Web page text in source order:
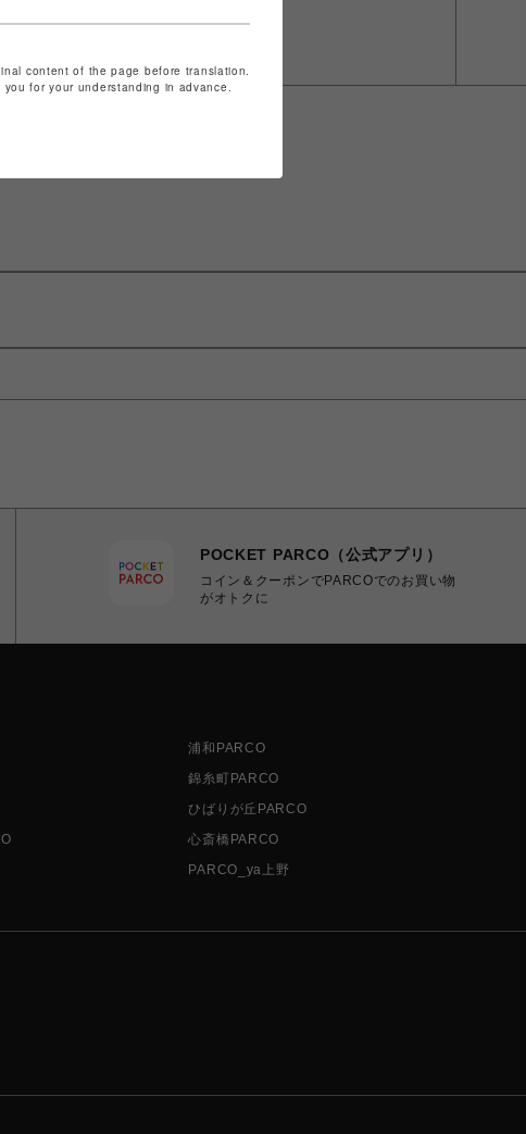
POCKET PARCO（公式アプリ）
コイン＆クーポンでPARCOでのお買い物
がオトクに
浦和PARCO
錦糸町PARCO
ひばりが丘PARCO
心斎橋PARCO
PARCO_ya上野
content of the page before translation.
for your understanding in advance.